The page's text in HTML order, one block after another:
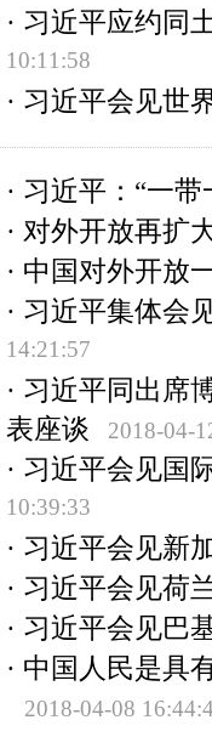
· 习近平应约同
10:11:58
· 习近平会见世
· 习近平：“一
· 对外开放再扩
· 中国对外开放
· 习近平集体会
14:21:57
· 习近平同出席
表座谈
2018-04-
· 习近平会见国
10:39:33
· 习近平会见新
· 习近平会见荷
· 习近平会见巴
· 中国人民是具
2018-04-08